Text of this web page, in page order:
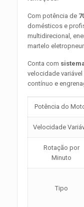
Com potência de
domésticos e
multidirecional,
martelo
Conta com
velocidade
contínuo e
Potência do
Velocidade
Rotação por
Minuto
Tipo